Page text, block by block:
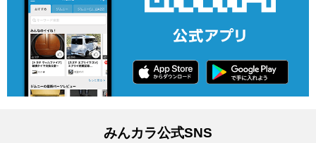
みんカラ公式SNS